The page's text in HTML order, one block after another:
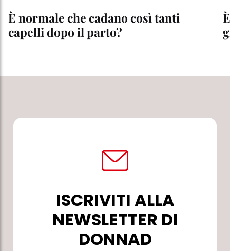
È normale che cadano così tanti
capelli dopo il parto?
ISCRIVITI ALLA
NEWSLETTER DI
DONNAD